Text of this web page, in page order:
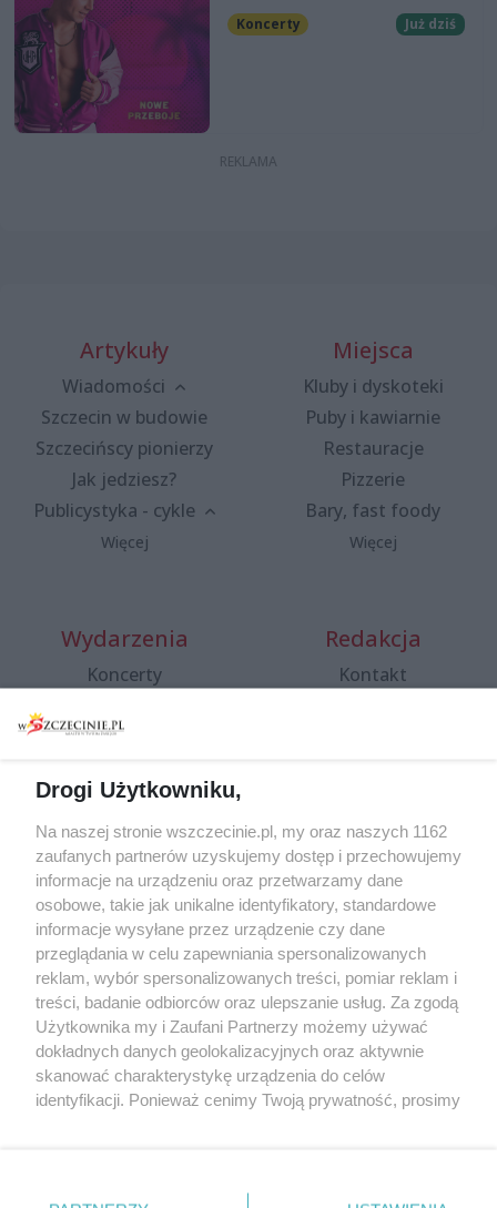
Koncerty Już dziś
Artykuły
Wiadomości
Szczecin w budowie
Szczecińscy pionierzy
Jak jedziesz?
Publicystyka - cykle
Więcej
Miejsca
Kluby i dyskoteki
Puby i kawiarnie
Restauracje
Pizzerie
Bary, fast foody
Więcej
Wydarzenia
Koncerty
Spacery i oprowadzania
targi
Wernisaże
Więcej
Redakcja
Kontakt
Specjalny koncert z okazji
20. urodzin portalu
wSzczecinie.pl
Regulamin konkursów
śniadaniówka "Hej
Szczecin! Jest piątek!"
Partnerzy
Praca Szczecin
Drogi Użytkowniku,
Na naszej stronie wszczecinie.pl, my oraz naszych 1162
zaufanych partnerów uzyskujemy dostęp i przechowujemy
informacje na urządzeniu oraz przetwarzamy dane
osobowe, takie jak unikalne identyfikatory, standardowe
informacje wysyłane przez urządzenie czy dane
przeglądania w celu zapewniania spersonalizowanych
reklam, wybór spersonalizowanych treści, pomiar reklam i
treści, badanie odbiorców oraz ulepszanie usług. Za zgodą
Użytkownika my i Zaufani Partnerzy możemy używać
dokładnych danych geolokalizacyjnych oraz aktywnie
skanować charakterystykę urządzenia do celów
identyfikacji. Ponieważ cenimy Twoją prywatność, prosimy
prywatności znajdujący się w lewym dolnym rogu strony